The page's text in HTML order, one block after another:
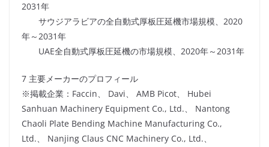
2031年
サウジアラビアの全自動式厚板圧延機市場規模、2020
年～2031年
UAE全自動式厚板圧延機の市場規模、2020年～2031年
7 主要メーカーのプロフィール
※掲載企業：Faccin、 Davi、 AMB Picot、 Hubei
Sanhuan Machinery Equipment Co., Ltd.、 Nantong
Chaoli Plate Bending Machine Manufacturing Co.,
Ltd.、 Nanjing Claus CNC Machinery Co., Ltd.、